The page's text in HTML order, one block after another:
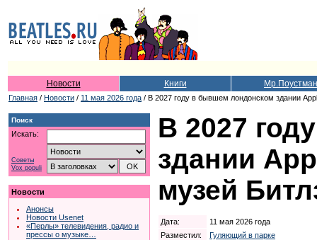
Новости Книги Мр.Поустман
Главная / Новости / 11 мая 2026 года / В 2027 году в бывшем лондонском здании
Поиск
Искать:
Советы
Vox populi
Новости
Анонсы
Новости Usenet
«Перлы» телевидения, радио и
прессы о музыке…
В 2027
здании
музей
Дата:
11 мая 2026 года
Разместил:
Гуляющий в парке